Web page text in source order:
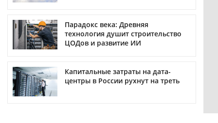
Парадокс века: Древняя
технология душит строительство
ЦОДов и развитие ИИ
Капитальные затраты на дата-
центры в России рухнут на треть